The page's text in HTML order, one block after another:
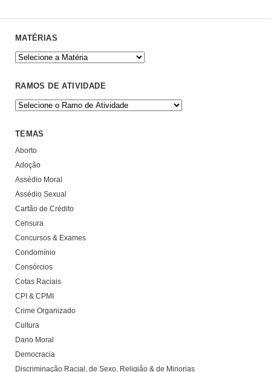
MATÉRIAS
RAMOS DE ATIVIDADE
TEMAS
Aborto
Adoção
Assédio Moral
Assédio Sexual
Cartão de Crédito
Censura
Concursos & Exames
Condomínio
Consórcios
Cotas Raciais
CPI & CPMI
Crime Organizado
Cultura
Dano Moral
Democracia
Discriminação Racial, de Sexo, Religião & de Minorias